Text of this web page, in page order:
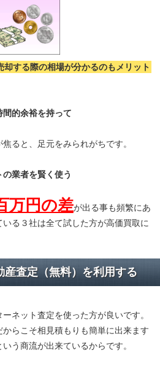
却する際の相場が分かるのもメリット
間的余裕を持って
ると、足元をみられがちです。
業者を賢く使う
万円の差が出る事も頻繁にあ
る３社は全て試した方が高価買取に
産査定（無料）を利用する
ネット査定を使った方が良いです。
らこそ相見積もりも簡単に出来ます
う商流が出来ているからです。